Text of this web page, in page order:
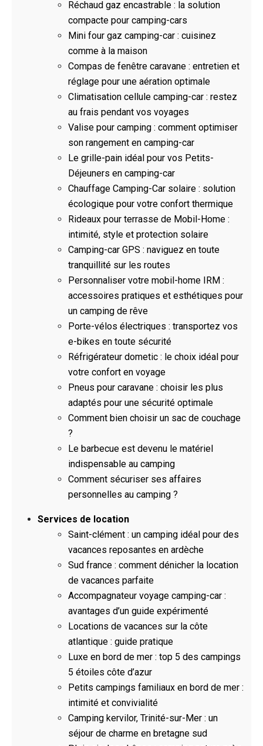
Réchaud gaz encastrable : la solution
compacte pour camping-cars
Mini four gaz camping-car : cuisinez
comme à la maison
Compas de fenêtre caravane : entretien et
réglage pour une aération optimale
Climatisation cellule camping-car : restez
au frais pendant vos voyages
Valise pour camping : comment optimiser
son rangement en camping-car
Le grille-pain idéal pour vos Petits-
Déjeuners en camping-car
Chauffage Camping-Car solaire : solution
écologique pour votre confort thermique
Rideaux pour terrasse de Mobil-Home :
intimité, style et protection solaire
Camping-car GPS : naviguez en toute
tranquillité sur les routes
Personnaliser votre mobil-home IRM :
accessoires pratiques et esthétiques pour
un camping de rêve
Porte-vélos électriques : transportez vos
e-bikes en toute sécurité
Réfrigérateur dometic : le choix idéal pour
votre confort en voyage
Pneus pour caravane : choisir les plus
adaptés pour une sécurité optimale
Comment bien choisir un sac de couchage
?
Le barbecue est devenu le matériel
indispensable au camping
Comment sécuriser ses affaires
personnelles au camping ?
Services de location
Saint-clément : un camping idéal pour des
vacances reposantes en ardèche
Sud france : comment dénicher la location
de vacances parfaite
Accompagnateur voyage camping-car :
avantages d’un guide expérimenté
Locations de vacances sur la côte
atlantique : guide pratique
Luxe en bord de mer : top 5 des campings
5 étoiles côte d’azur
Petits campings familiaux en bord de mer :
intimité et convivialité
Camping kervilor, Trinité-sur-Mer : un
séjour de charme en bretagne sud